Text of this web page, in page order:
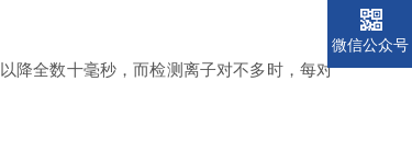
降全数十毫秒，而检测离子对不多时，每对
微信公众号